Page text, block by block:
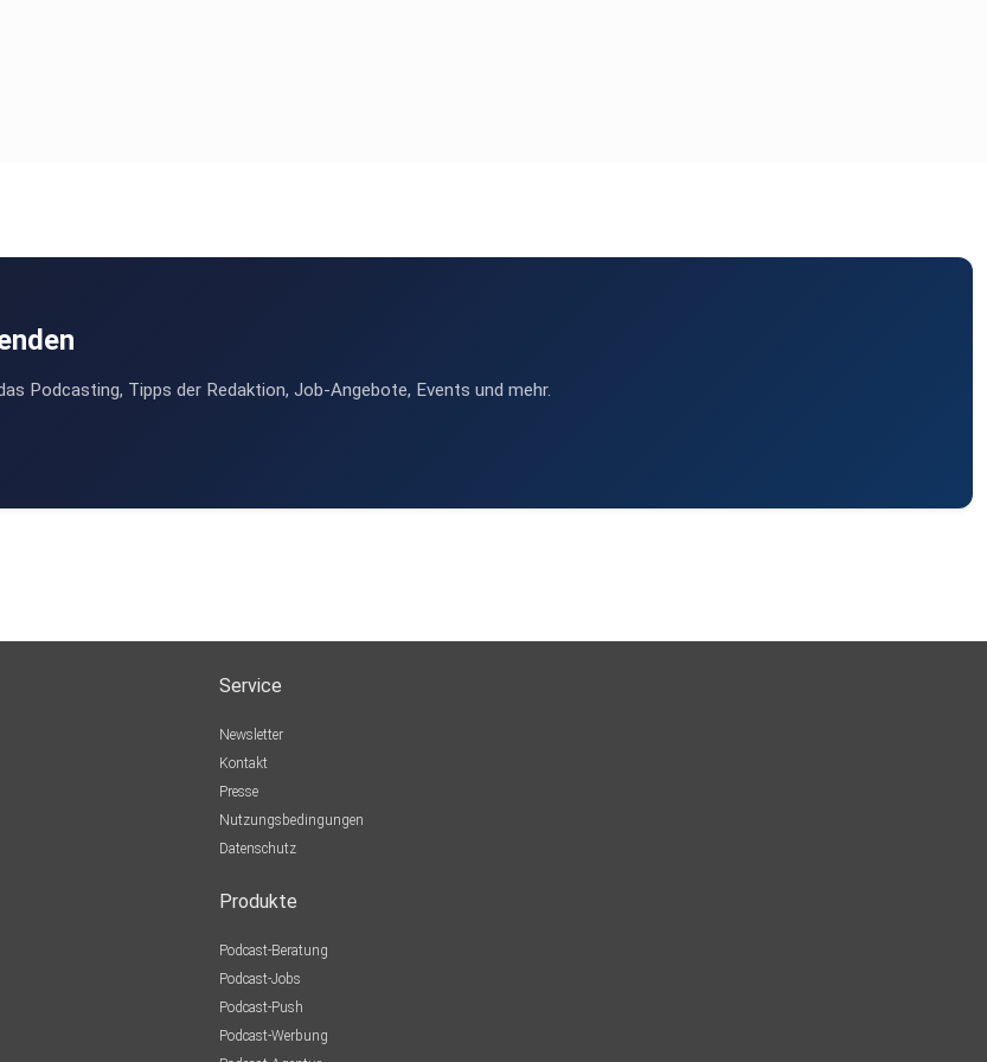
Podcasting, Tipps der Redaktion, Job-Angebote, Events und mehr.
Service
Newsletter
Kontakt
Presse
Nutzungsbedingungen
Datenschutz
Produkte
Podcast-Beratung
Podcast-Jobs
Podcast-Push
Podcast-Werbung